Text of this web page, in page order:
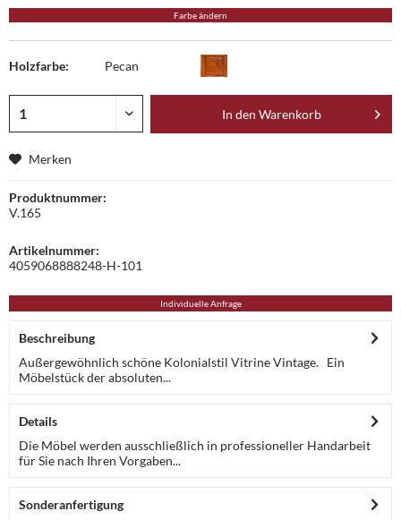
Farbe ändern
Holzfarbe: Pecan
In den Warenkorb
Merken
Produktnummer:
V.165
Artikelnummer:
4059068888248-H-101
Individuelle Anfrage
Beschreibung
Außergewöhnlich schöne Kolonialstil Vitrine Vintage. Ein
Möbelstück der absoluten...
Details
Die Möbel werden ausschließlich in professioneller Handarbeit
für Sie nach Ihren Vorgaben...
Sonderanfertigung